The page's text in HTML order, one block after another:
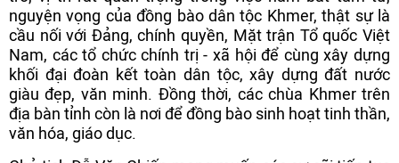
nguyện vọng của đồng bào dân tộc Khmer, thật sự là
cầu nối với Đảng, chính quyền, Mặt trận Tổ quốc Việt
Nam, các tổ chức chính trị - xã hội để cùng xây dựng
khối đại đoàn kết toàn dân tộc, xây dựng đất nước
giàu đẹp, văn minh. Đồng thời, các chùa Khmer trên
địa bàn tỉnh còn là nơi để đồng bào sinh hoạt tinh thần,
văn hóa, giáo dục.